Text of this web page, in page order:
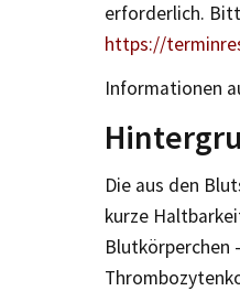
erforderlich.
https://
Informationen
Die aus den
kurze
Blutkörperchen